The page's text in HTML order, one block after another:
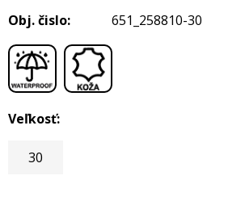
Obj. čislo:
651_258810-30
Veľkosť:
30